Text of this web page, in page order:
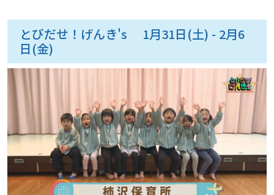
とびだせ！げんき's 1月31日(土) - 2月6
日(金)